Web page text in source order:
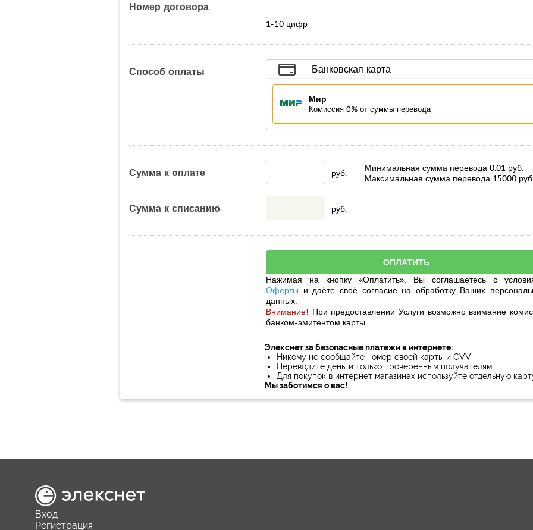
Номер договора
1-10 цифр
Способ оплаты Банковская карта
Мир
Комиссия 0% от суммы перевода
Сумма к оплате руб. Минимальная сумма перевода 0.01 руб.
Максимальная сумма перевода 15000
Сумма к списанию руб.
Нажимая на кнопку «Оплатить», Вы соглашаетесь с
Оферты и даёте своё согласиена обработку Ваших
данных.
Внимание! При предоставлении Услуги возможно взимание
банком-эмитентом карты
Элекснет за безопасные платежи в интернете:
Никому не сообщайте номер своей карты и CVV
Переводите деньги только проверенным получателям
Для покупок в интернет магазинах используйте отдельную
Мы заботимся о вас!
Вход
Регистрация